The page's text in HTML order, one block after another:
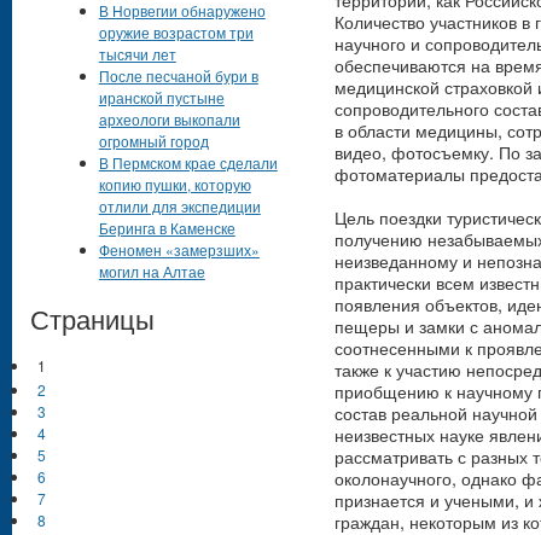
Количество участников
научного и
обеспечиваются на
медицинской
сопроводительного
в области медицины,
видео, фотосъемку. По
фотоматериалы
Цель поездки
получению
неизведанному и
практически всем
появления объектов,
пещеры и замки с
соотнесенными к
также к участию
приобщению к научному
состав реальной
неизвестных науке
рассматривать с разных
околонаучного, однако
признается и учеными,
граждан, некоторым из
В Норвегии обнаружено
оружие возрастом три
тысячи лет
После песчаной бури в
иранской пустыне
археологи выкопали
огромный город
В Пермском крае сделали
копию пушки, которую
отлили для экспедиции
Беринга в Каменске
Феномен «замерзших»
могил на Алтае
Страницы
1
2
3
4
5
6
7
8